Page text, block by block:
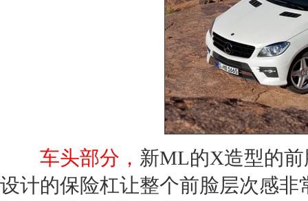
车头部分， 新ML的X造型的
设计的保险杠让整个前脸层次感